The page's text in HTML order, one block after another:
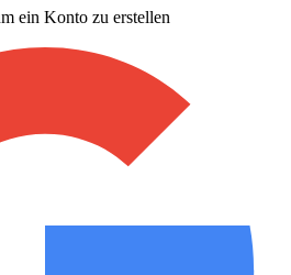
ein Konto zu erstellen